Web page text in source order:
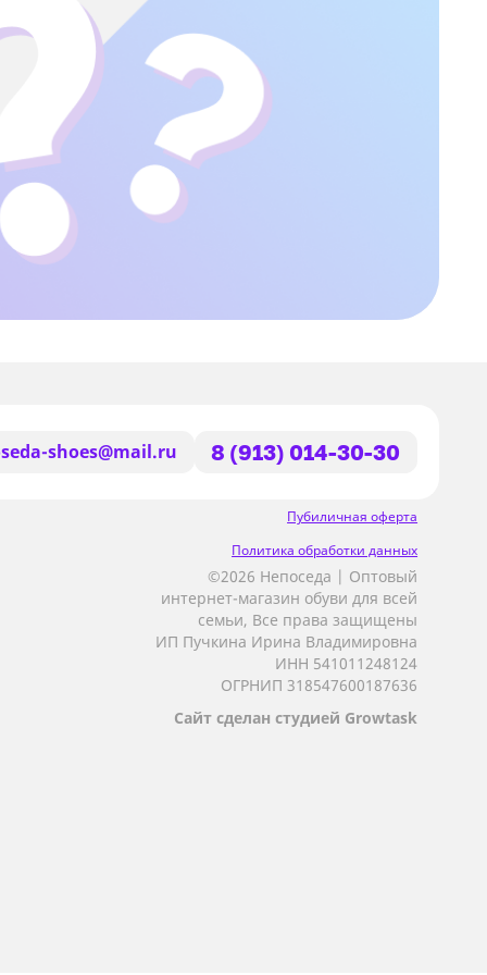
shoes@mail.ru 8 (913) 014-30-30
Пубиличная оферта
Политика обработки данных
©2026 Непоседа | Оптовый
интернет-магазин обуви для всей
семьи, Все права защищены
ИП Пучкина Ирина Владимировна
ИНН 541011248124
ОГРНИП 318547600187636
Сайт сделан студией Growtask